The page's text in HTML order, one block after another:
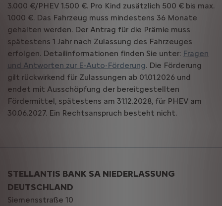
3.000 €/PHEV 1.500 €. Pro Kind zusätzlich 500 € bis max.
1.000 €. Das Fahrzeug muss mindestens 36 Monate
gehalten werden. Der Antrag für die Prämie muss
spätestens 1 Jahr nach Zulassung des Fahrzeuges
erfolgen. Detailinformationen finden Sie unter: Fragen
und Antworten zur E-Auto-Förderung. Die Förderung
gilt rückwirkend für Zulassungen ab 01.01.2026 und
endet mit Ausschöpfung der bereitgestellten
Fördermittel, spätestens am 31.12.2028, für PHEV am
30.06.2027. Ein Rechtsanspruch besteht nicht.
STELLANTIS BANK SA NIEDERLASSUNG
DEUTSCHLAND
Siemensstraße 10